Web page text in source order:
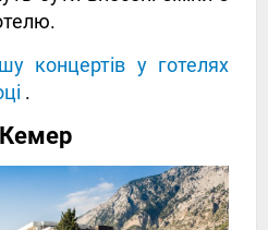
концертів у готелях
.